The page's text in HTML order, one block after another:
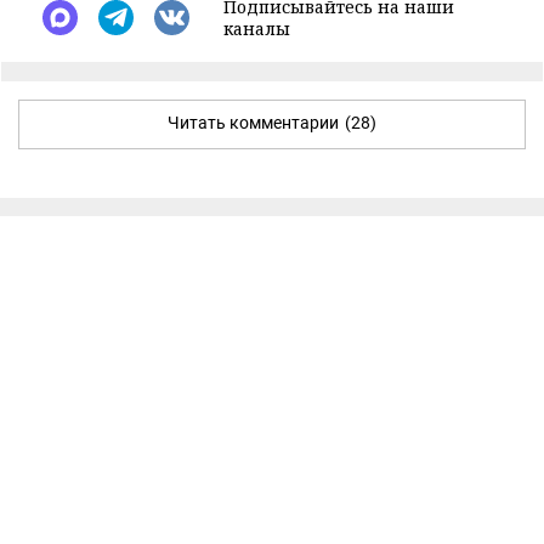
Подписывайтесь на наши
каналы
Читать комментарии (28)